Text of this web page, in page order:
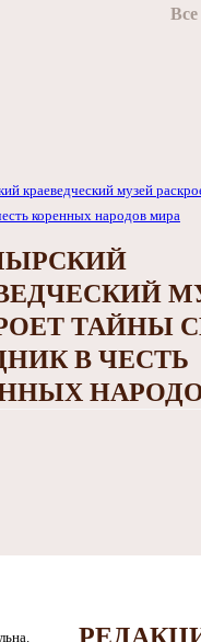
ТАЙНЫ
В ЧЕСТЬ